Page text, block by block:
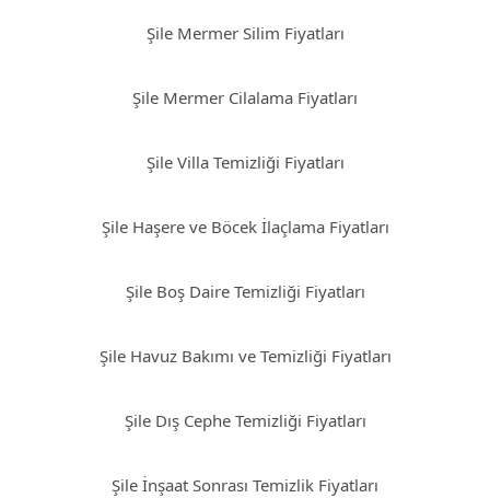
Şile Mermer Silim Fiyatları
Şile Mermer Cilalama Fiyatları
Şile Villa Temizliği Fiyatları
Şile Haşere ve Böcek İlaçlama Fiyatları
Şile Boş Daire Temizliği Fiyatları
Şile Havuz Bakımı ve Temizliği Fiyatları
Şile Dış Cephe Temizliği Fiyatları
Şile İnşaat Sonrası Temizlik Fiyatları